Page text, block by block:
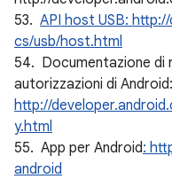
53. API host USB:
cs/usb/host.html
54. Documentazione di
autorizzazioni di Android:
http://
y.html
55. App per Android:
android